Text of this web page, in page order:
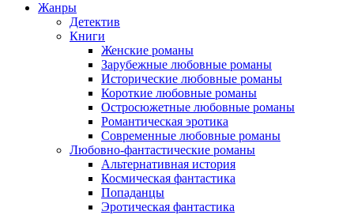
Жанры
Детектив
Книги
Женские романы
Зарубежные любовные романы
Исторические любовные романы
Короткие любовные романы
Остросюжетные любовные романы
Романтическая эротика
Современные любовные романы
Любовно-фантастические романы
Альтернативная история
Космическая фантастика
Попаданцы
Эротическая фантастика